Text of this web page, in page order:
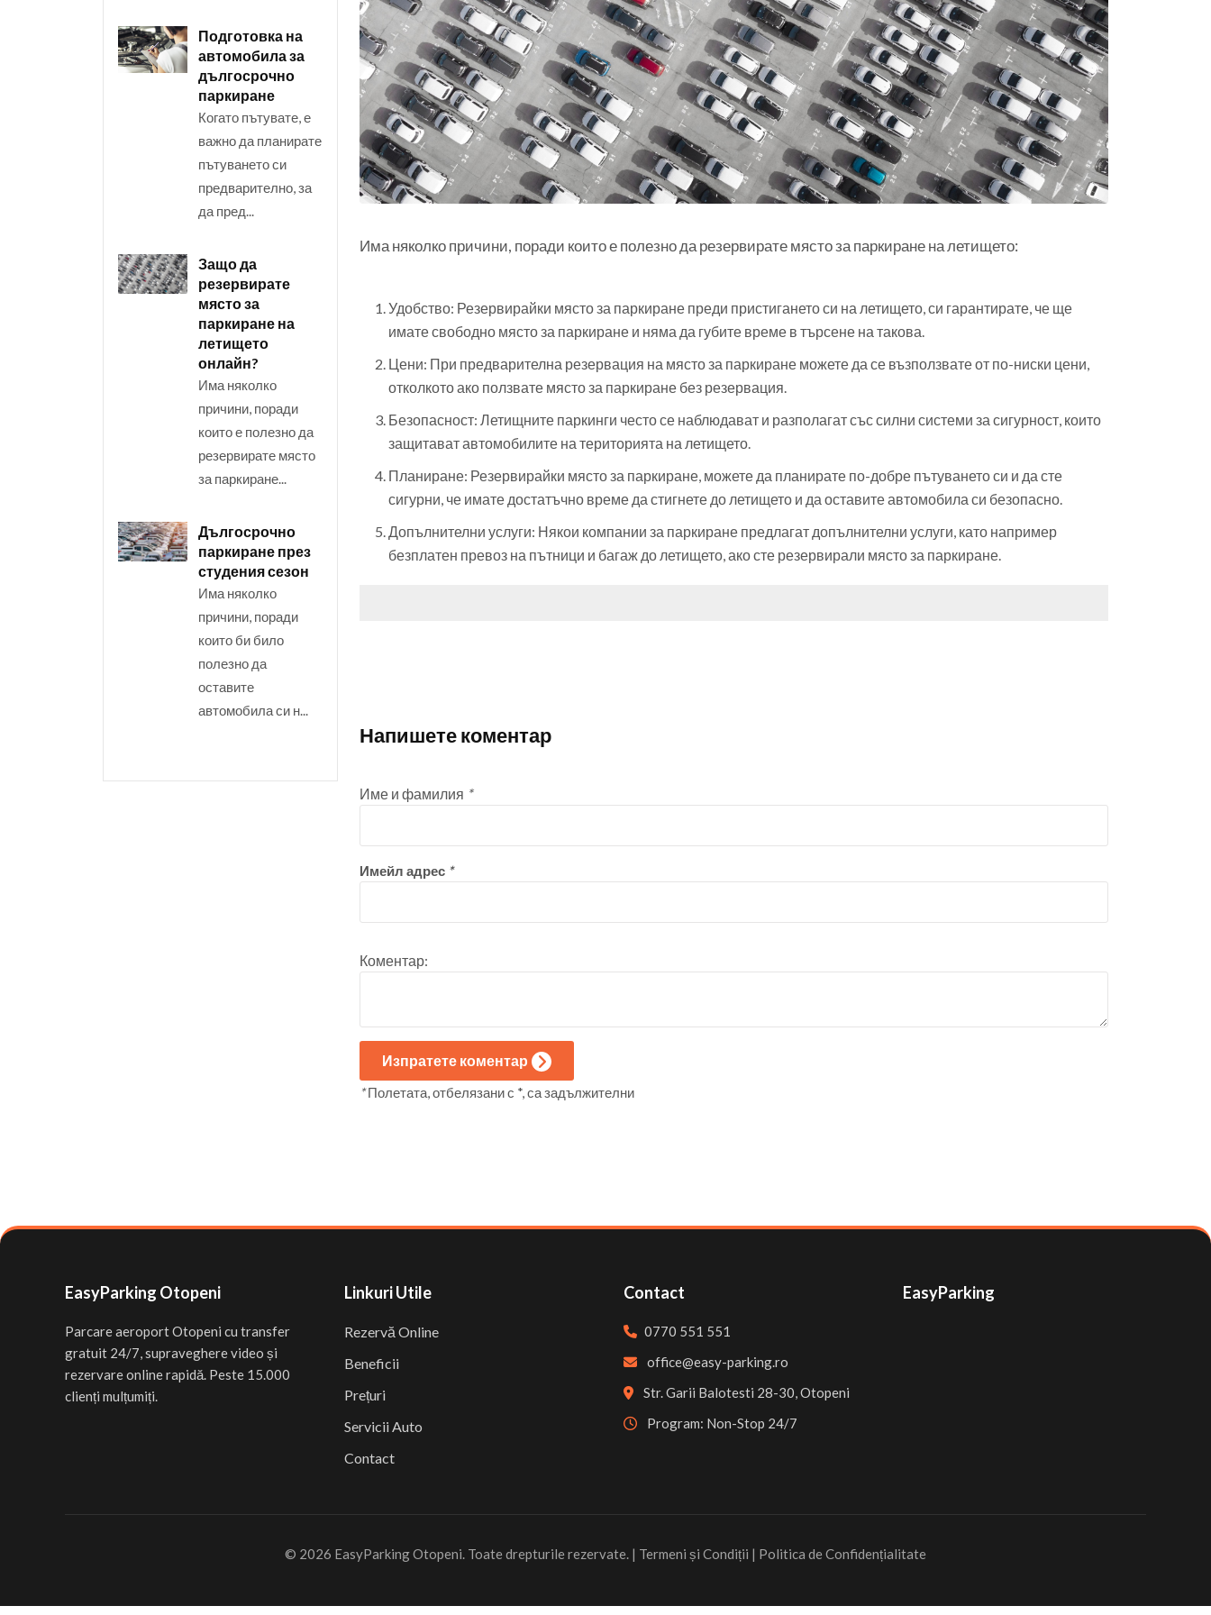
Подготовка на
автомобила за
дългосрочно
паркиране
Когато пътувате, е
важно да планирате
пътуването си
предварително, за
да пред...
Защо да
резервирате
място за
паркиране на
летището
онлайн?
Има няколко
причини, поради
които е полезно да
резервирате място
за паркиране...
Дългосрочно
паркиране през
студения сезон
Има няколко
причини, поради
които би било
полезно да
оставите
автомобила си н...
Има няколко причини, поради които е полезно да резервирате място за паркиране на летището:
Удобство: Резервирайки място за паркиране преди пристигането си на летището, си гарантирате, че ще
имате свободно място за паркиране и няма да губите време в търсене на такова.
Цени: При предварителна резервация на място за паркиране можете да се възползвате от по-ниски цени,
отколкото ако ползвате място за паркиране без резервация.
Безопасност: Летищните паркинги често се наблюдават и разполагат със силни системи за сигурност, които
защитават автомобилите на територията на летището.
Планиране: Резервирайки място за паркиране, можете да планирате по-добре пътуването си и да сте
сигурни, че имате достатъчно време да стигнете до летището и да оставите автомобила си безопасно.
Допълнителни услуги: Някои компании за паркиране предлагат допълнителни услуги, като например
безплатен превоз на пътници и багаж до летището, ако сте резервирали място за паркиране.
Напишете коментар
Име и фамилия *
Имейл адрес *
Коментар:
Изпратете коментар
*Полетата, отбелязани с *, са задължителни
EasyParking Otopeni
Parcare aeroport Otopeni cu transfer
gratuit 24/7, supraveghere video și
rezervare online rapidă. Peste 15.000
clienți mulțumiți.
Linkuri Utile
Rezervă Online
Beneficii
Prețuri
Servicii Auto
Contact
Contact
0770 551 551
office@easy-parking.ro
Str. Garii Balotesti 28-30, Otopeni
Program: Non-Stop 24/7
EasyParking
© 2026 EasyParking Otopeni. Toate drepturile rezervate. | Termeni și Condiții | Politica de Confidențialitate